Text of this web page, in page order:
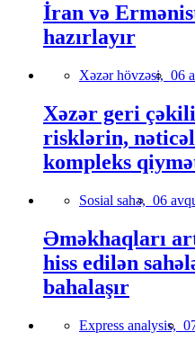
İran və
hazırlayır
Xəzər hövzəsi, 06
Xəzər geri
risklərin,
kompleks
Sosial sahə, 06
Əməkhaqları
hiss edilən
bahalaşır
Express analysis,